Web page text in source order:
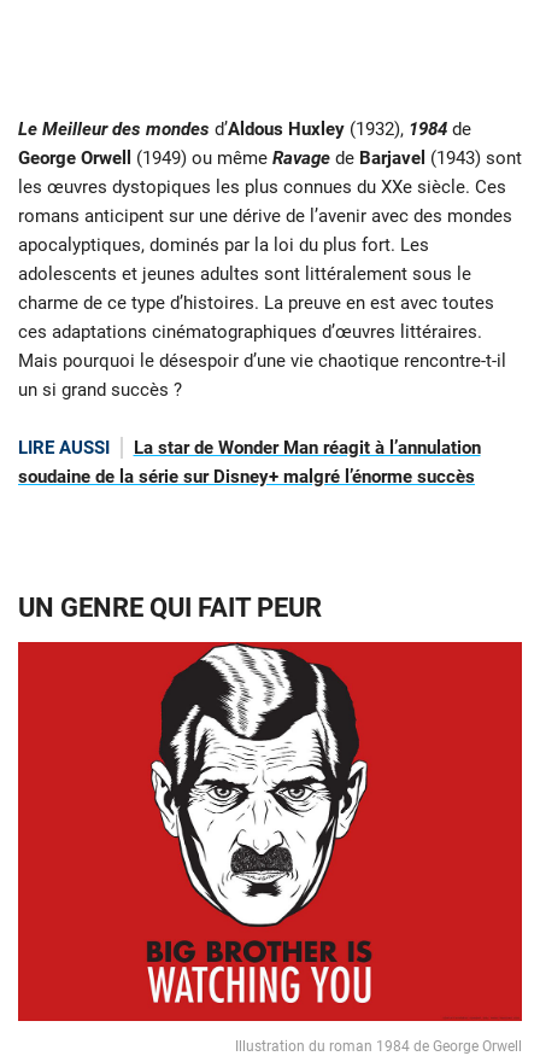
Le Meilleur des mondes d’Aldous Huxley (1932), 1984 de
George Orwell
(1949) ou même Ravage de Barjavel (1943) sont
les œuvres dystopiques les plus connues du XXe siècle. Ces
romans anticipent sur une dérive de l’avenir avec des mondes
apocalyptiques, dominés par la loi du plus fort. Les
adolescents et jeunes adultes sont littéralement sous le
charme de ce type d’histoires. La preuve en est avec toutes
ces adaptations cinématographiques d’œuvres littéraires.
Mais pourquoi le désespoir d’une vie chaotique rencontre-t-il
un si grand succès ?
LIRE AUSSI
La star de Wonder Man réagit à l’annulation
soudaine de la série sur Disney+ malgré l’énorme succès
UN GENRE QUI FAIT PEUR
Illustration du roman 1984 de George Orwell